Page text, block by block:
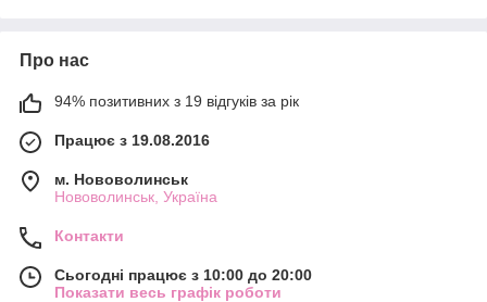
Про нас
94% позитивних з 19 відгуків за рік
Працює з 19.08.2016
м. Нововолинськ
Нововолинськ, Україна
Контакти
Сьогодні працює з 10:00 до 20:00
Показати весь графік роботи